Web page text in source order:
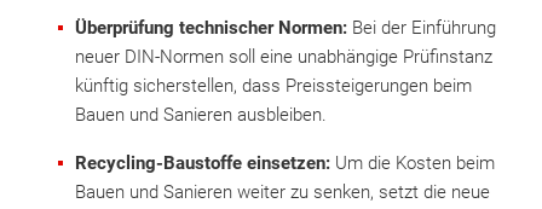
Überprüfung technischer Normen: Bei der Einführung
neuer DIN-Normen soll eine unabhängige Prüfinstanz
künftig sicherstellen, dass Preissteigerungen beim
Bauen und Sanieren ausbleiben.
Recycling-Baustoffe einsetzen: Um die Kosten beim
Bauen und Sanieren weiter zu senken, setzt die neue